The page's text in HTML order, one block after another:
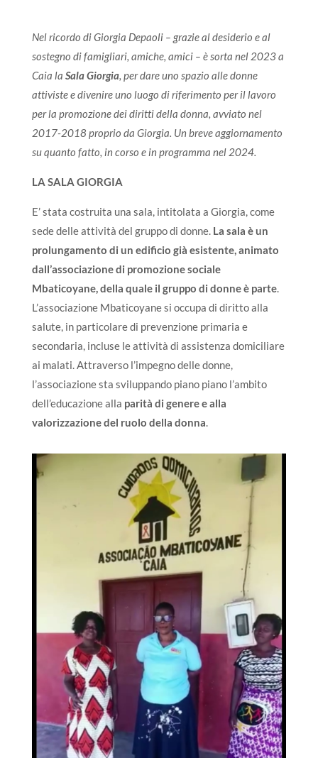
Nel ricordo di Giorgia Depaoli – grazie al desiderio e al
sostegno di famigliari, amiche, amici – è sorta nel 2023 a
Caia la Sala Giorgia, per dare uno spazio alle donne
attiviste e divenire uno luogo di riferimento per il lavoro
per la promozione dei diritti della donna, avviato nel
2017-2018 proprio da Giorgia. Un breve aggiornamento
su quanto fatto, in corso e in programma nel 2024.
LA SALA GIORGIA
E’ stata costruita una sala, intitolata a Giorgia, come
sede delle attività del gruppo di donne. La sala è un
prolungamento di un edificio già esistente, animato
dall’associazione di promozione sociale
Mbaticoyane, della quale il gruppo di donne è parte.
L’associazione Mbaticoyane si occupa di diritto alla
salute, in particolare di prevenzione primaria e
secondaria, incluse le attività di assistenza domiciliare
ai malati. Attraverso l’impegno delle donne,
l’associazione sta sviluppando piano piano l’ambito
dell’educazione alla parità di genere e alla
valorizzazione del ruolo della donna.